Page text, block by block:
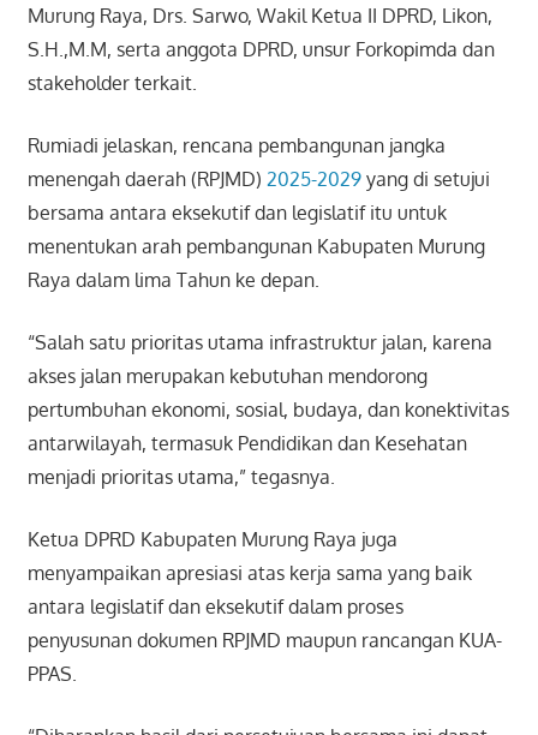
Murung Raya, Drs. Sarwo, Wakil Ketua II DPRD, Likon,
S.H.,M.M, serta anggota DPRD, unsur Forkopimda dan
stakeholder terkait.
Rumiadi jelaskan, rencana pembangunan jangka
menengah daerah (RPJMD) 2025-2029yang di setujui
bersama antara eksekutif dan legislatif itu untuk
menentukan arah pembangunan Kabupaten Murung
Raya dalam lima Tahun ke depan.
“Salah satu prioritas utama infrastruktur jalan, karena
akses jalan merupakan kebutuhan mendorong
pertumbuhan ekonomi, sosial, budaya, dan konektivitas
antarwilayah, termasuk Pendidikan dan Kesehatan
menjadi prioritas utama,” tegasnya.
Ketua DPRD Kabupaten Murung Raya juga
menyampaikan apresiasi atas kerja sama yang baik
antara legislatif dan eksekutif dalam proses
penyusunan dokumen RPJMD maupun rancangan KUA-
PPAS.